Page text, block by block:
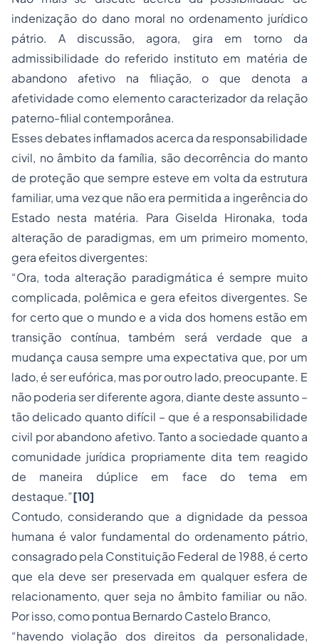
indenização do dano moral no ordenamento jurídico
pátrio. A discussão, agora, gira em torno da
admissibilidade do referido instituto em matéria de
abandono afetivo na filiação, o que denota a
afetividade como elemento caracterizador da relação
paterno-filial contemporânea.
Esses debates inflamados acerca da responsabilidade
civil, no âmbito da família, são decorrência do manto
de proteção que sempre esteve em volta da estrutura
familiar, uma vez que não era permitida a ingerência do
Estado nesta matéria. Para Giselda Hironaka, toda
alteração de paradigmas, em um primeiro momento,
gera efeitos divergentes:
“Ora, toda alteração paradigmática é sempre muito
complicada, polêmica e gera efeitos divergentes. Se
for certo que o mundo e a vida dos homens estão em
transição contínua, também será verdade que a
mudança causa sempre uma expectativa que, por um
lado, é ser eufórica, mas por outro lado, preocupante. E
não poderia ser diferente agora, diante deste assunto –
tão delicado quanto difícil – que é a responsabilidade
civil por abandono afetivo. Tanto a sociedade quanto a
comunidade jurídica propriamente dita tem reagido
de maneira dúplice em face do tema em
destaque.”[10]
Contudo, considerando que a dignidade da pessoa
humana é valor fundamental do ordenamento pátrio,
consagrado pela Constituição Federal de 1988, é certo
que ela deve ser preservada em qualquer esfera de
relacionamento, quer seja no âmbito familiar ou não.
Por isso, como pontua Bernardo Castelo Branco,
“havendo violação dos direitos da personalidade,